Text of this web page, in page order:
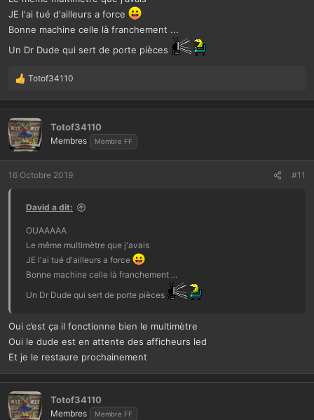
JE l'ai tué d'ailleurs a force
Bonne machine celle là franchement ...
Un Dr Dude qui sert de porte pièces
L
s
r
é
a
c
t
Totof34110
Totof34110
Membres Membre FF
16 Octobre 2019 #11
David a dit:
OUAAAAA
Le même multimètre que j'avais
JE l'ai tué d'ailleurs a force
Bonne machine celle là franchement ...
Un Dr Dude qui sert de porte pièces
Oui c’est ça il fonctionne bien le multimètre
Oui le dude est en attente des afficheurs led
Et je le restaure prochainement
Totof34110
Membres Membre FF